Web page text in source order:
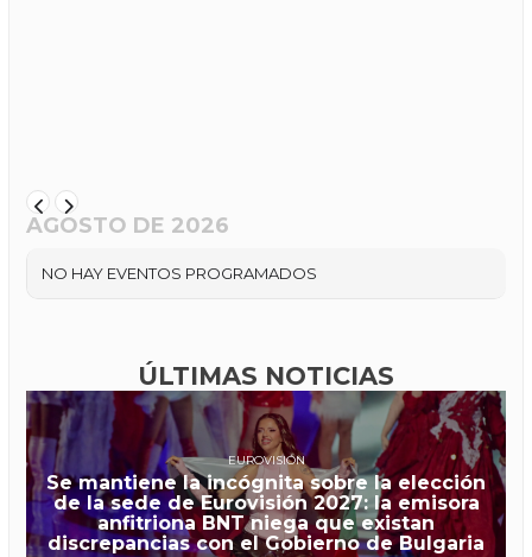
AGOSTO DE 2026
NO HAY EVENTOS PROGRAMADOS
ÚLTIMAS NOTICIAS
EUROVISIÓN
Se mantiene la incógnita sobre la elección
de la sede de Eurovisión 2027: la emisora
anfitriona BNT niega que existan
discrepancias con el Gobierno de Bulgaria